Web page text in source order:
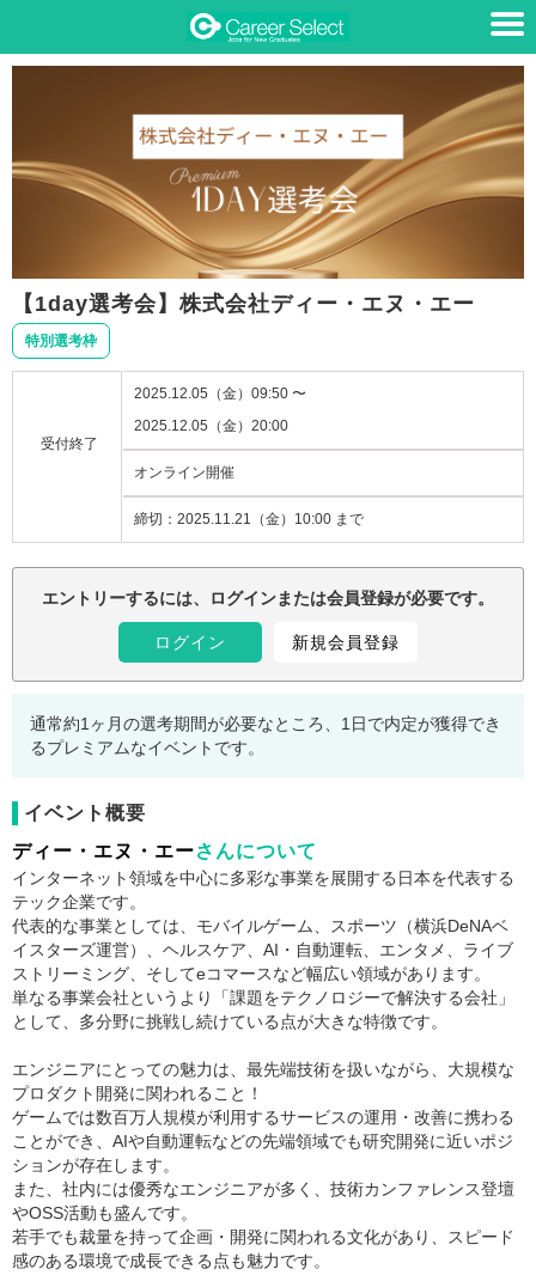
【1day選考会】株式会社ディー・エヌ・エー
特別選考枠
受付終了
2025.12.05（金）09:50 〜
2025.12.05（金）20:00
オンライン開催
締切： 2025.11.21（金）10:00 まで
注意事項：
エントリーするには、ログインまたは会員登録が必要です。
ログイン 新規会員登録
通常約1ヶ月の選考期間が必要なところ、1日で内定が獲得でき
るプレミアムなイベントです。
イベント概要
ディー・エヌ・エーさんについて
インターネット領域を中心に多彩な事業を展開する日本を代表する
テック企業です。
代表的な事業としては、モバイルゲーム、スポーツ（横浜DeNAベ
イスターズ運営）、ヘルスケア、AI・自動運転、エンタメ、ライブ
ストリーミング、そしてeコマースなど幅広い領域があります。
単なる事業会社というより「課題をテクノロジーで解決する会社」
として、多分野に挑戦し続けている点が大きな特徴です。
エンジニアにとっての魅力は、最先端技術を扱いながら、大規模な
プロダクト開発に関われること！
ゲームでは数百万人規模が利用するサービスの運用・改善に携わる
ことができ、AIや自動運転などの先端領域でも研究開発に近いポジ
ションが存在します。
また、社内には優秀なエンジニアが多く、技術カンファレンス登壇
やOSS活動も盛んです。
若手でも裁量を持って企画・開発に関われる文化があり、スピード
感のある環境で成長できる点も魅力です。